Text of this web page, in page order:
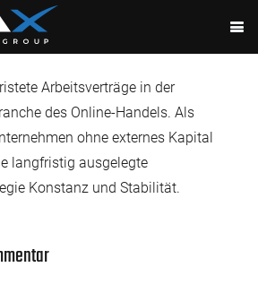
Arbeitsverträge in der
des Online-Handels. Als
ohne externes Kapital
langfristig ausgelegte
Konstanz und Stabilität.